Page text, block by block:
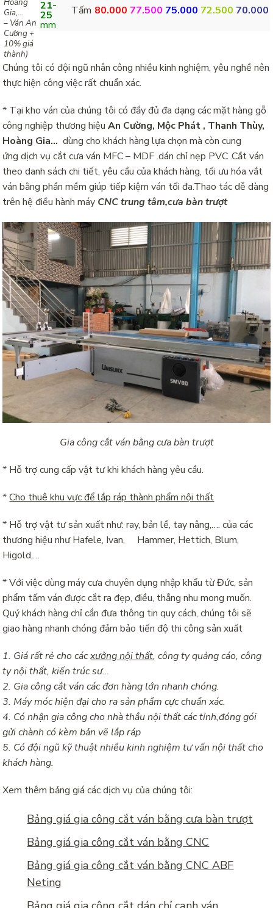
Hoàng
Gia,…
– Ván An
Cường +
10% giá
thành)
21-
25
mm
Tấm 80.000 77.500 75.000 72.500 70.000
Chúng tôi có đội ngũ nhân công nhiều kinh nghiệm, yêu nghề nên
thực hiện công việc rất chuẩn xác.
* Tại kho ván của chúng tôi có đầy đủ đa dạng các mặt hàng gỗ
công nghiệp thương hiệuAn Cường, Mộc Phát , Thanh Thùy,
Hoàng Gia…dùng cho khách hàng lựa chọn mà còn cung
ứng dịch vụ cắt cưa ván MFC – MDF .dán chỉ nẹp PVC .Cắt ván
theo danh sách chi tiết, yêu cầu của khách hàng, tối ưu hóa vắt
ván bằng phần mềm giúp tiếp kiệm ván tối đa.Thao tác dễ dàng
trên hệ điều hành máy CNC trung tâm,cưa bàn trượt
Gia công cắt ván bằng cưa bàn trượt
* Hỗ trợ cung cấp vật tư khi khách hàng yêu cầu.
*Cho thuê khu vực để lắp ráp thành phẩm nội thất
* Hỗ trợ vật tư sản xuất như: ray, bản lề, tay nâng,…. của các
thương hiệu như Hafele, Ivan, Hammer, Hettich, Blum,
Higold,…
* Với việc dùng máy cưa chuyên dụng nhập khẩu từ Đức, sản
phẩm tấm ván được cắt ra đẹp, điều, thẳng nhu mong muốn.
Quý khách hàng chỉ cần đưa thông tin quy cách, chúng tôi sẽ
giao hàng nhanh chóng đảm bảo tiến độ thi công sản xuất
1. Giá rất rẻ cho cácxưởng nội thất, công ty quảng cáo, công
ty nội thất, kiến trúc sư…
2. Gia công cắt ván các đơn hàng lớn nhanh chóng.
3. Máy móc hiện đại cho ra sản phẩm cực chuẩn xác.
4. Có nhận gia công cho nhà thầu nội thất các tỉnh,đóng gói
gửi chành có kèm bản vẽ lắp ráp
5. Có đội ngũ kỹ thuật nhiều kinh nghiệm tư vấn nội thất cho
khách hàng.
Xem thêm bảng giá các dịch vụ của chúng tôi:
Bảng giá gia công cắt ván bằng cưa bàn trượt
Bảng giá gia công cắt ván bằng CNC
Bảng giá gia công cắt ván bằng CNC ABF
Neting